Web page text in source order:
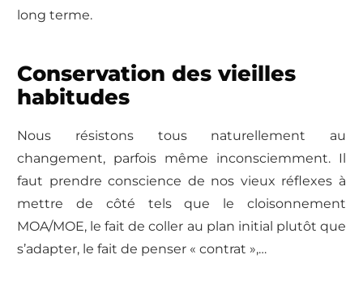
long terme.
Conservation des vieilles
habitudes
Nous résistons tous naturellement au
changement, parfois même inconsciemment. Il
faut prendre conscience de nos vieux réflexes à
mettre de côté tels que le cloisonnement
MOA/MOE, le fait de coller au plan initial plutôt que
s’adapter, le fait de penser « contrat »,…